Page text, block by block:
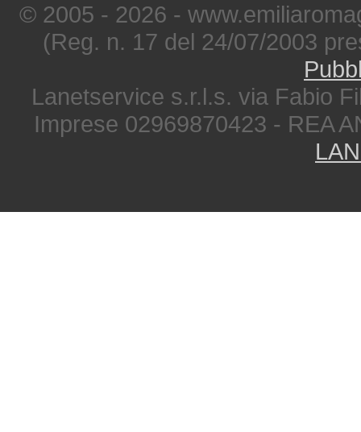
© 2005 - 2026 -
(Reg. n. 17 del 24/07/2003
Lanetservice s.r.l.s. via Fabio
Imprese 02969870423 - REA